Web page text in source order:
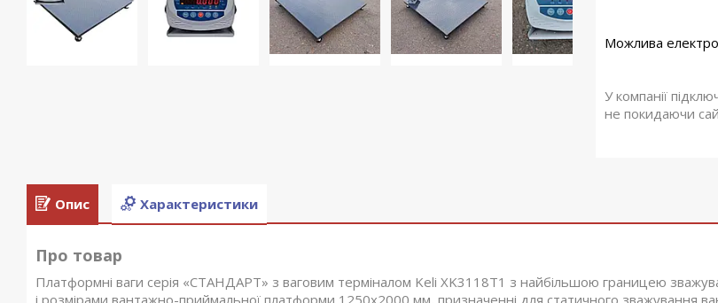
У компанії
не покидаючи
Опис Характеристики
Про товар
Платформні ваги серія «СТАНДАРТ» з ваговим терміналом Keli XK3118T1 з найбільшою границею